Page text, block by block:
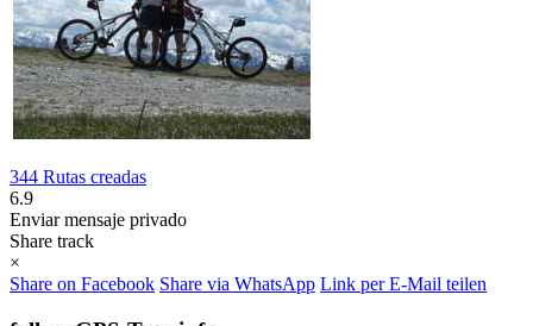
344 Rutas creadas
6.9
Enviar mensaje privado
Share track
×
Share on Facebook Share via WhatsApp Link per E-Mail teilen